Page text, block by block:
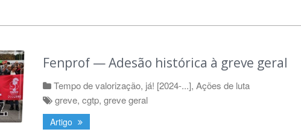
Fenprof — Adesão histórica à greve geral
Tempo de valorização, já! [2024-...], Ações de luta
greve, cgtp, greve geral
Artigo